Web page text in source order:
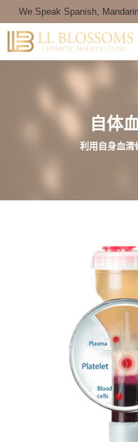
We Speak Spanish,
自体
利用自身血清